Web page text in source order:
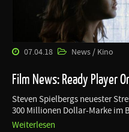
07.04.18 News / Kino
Film News: Ready Player
Steven Spielbergs neuester
300 Millionen Dollar-Marke im
Weiterlesen